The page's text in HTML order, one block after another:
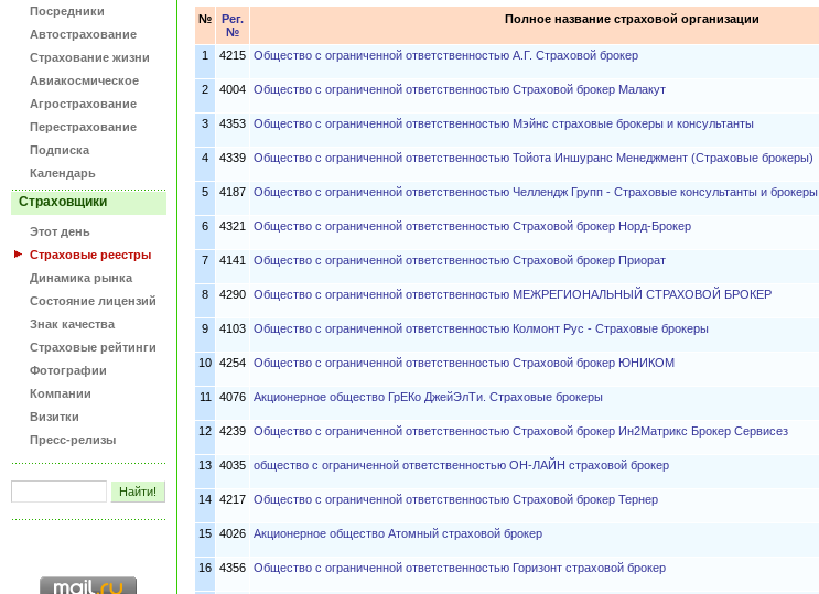
Посредники
Автострахование
Страхование жизни
Авиакосмическое
Агрострахование
Перестрахование
Подписка
Календарь
Страховщики
Этот день
Страховые реестры
Динамика рынка
Состояние лицензий
Знак качества
Страховые рейтинги
Фотографии
Компании
Визитки
Пресс-релизы
№
Рег.
№
Полное название страховой организации
1 4215 Общество с ограниченной ответственностью А.Г. Страховой брокер
2 4004 Общество с ограниченной ответственностью Страховой брокер Малакут
3 4353 Общество с ограниченной ответственностью Мэйнс страховые брокеры и консультанты
4 4339 Общество с ограниченной ответственностью Тойота Иншуранс Менеджмент (Страховые брокеры)
5 4187 Общество с ограниченной ответственностью Челлендж Групп - Страховые консультанты и брокеры
6 4321 Общество с ограниченной ответственностью Страховой брокер Норд-Брокер
7 4141 Общество с ограниченной ответственностью Страховой брокер Приорат
8 4290 Общество с ограниченной ответственностью МЕЖРЕГИОНАЛЬНЫЙ СТРАХОВОЙ БРОКЕР
9 4103 Общество с ограниченной ответственностью Колмонт Рус - Страховые брокеры
10 4254 Общество с ограниченной ответственностью Страховой брокер ЮНИКОМ
11 4076 Акционерное общество ГрЕКо ДжейЭлТи. Страховые брокеры
12 4239 Общество с ограниченной ответственностью Страховой брокер Ин2Матрикс Брокер Сервисез
13 4035 общество с ограниченной ответственностью ОН-ЛАЙН страховой брокер
14 4217 Общество с ограниченной ответственностью Страховой брокер Тернер
15 4026 Акционерное общество Атомный страховой брокер
16 4356 Общество с ограниченной ответственностью Горизонт страховой брокер